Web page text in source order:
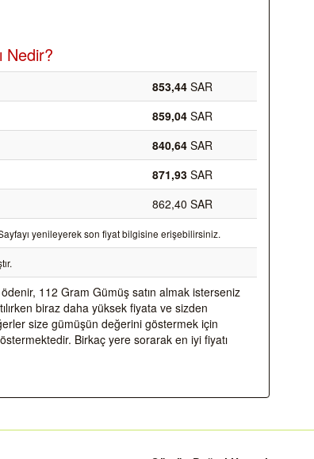
Nedir?
853,44 SAR
859,04 SAR
840,64 SAR
871,93 SAR
862,40 SAR
yenileyerek son fiyat bilgisine erişebilirsiniz.
112 Gram Gümüş satın almak isterseniz
biraz daha yüksek fiyata ve sizden
size gümüşün değerini göstermek için
Birkaç yere sorarak en iyi fiyatı